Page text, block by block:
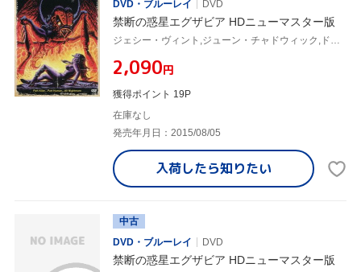
DVD・ブルーレイ
DVD
禁断の惑星エグザビア HDニューマスター版
ジェシー・ヴィント,ジューン・チャドウィック,ドーン・ダンラップ,アラン・ホルツマン(監督),スーザン・ジャスティン(音楽)
¥2,090円
獲得ポイント 19P
在庫なし
発売年月日：2015/08/05
入荷したら知りたい
中古
DVD・ブルーレイ
DVD
禁断の惑星エグザビア HDニューマスター版